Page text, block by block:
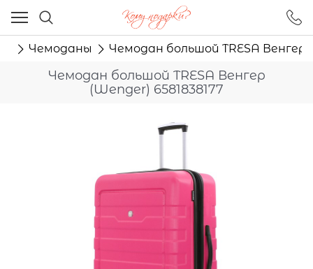
Чемоданы Чемодан большой TRESA Венгер
Чемодан большой TRESA Венгер
(Wenger) 6581838177
Ваш город - Москва,
угадали?
ДА НЕТ